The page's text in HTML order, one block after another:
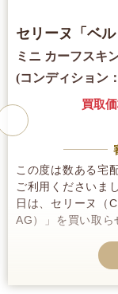
セリーヌ 「ベ
ミニ カーフスキ
(コンディション
買取
この度は数ある宅
ご利用くださいま
日は、セリーヌ（
AG）」を買い取ら
方から好まれ、機
なバッグとして人
たサイズは５展開